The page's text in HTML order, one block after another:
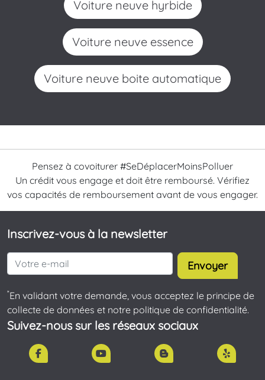
voiture neuve hyrbide
voiture neuve essence
voiture neuve boite automatique
Pensez à covoiturer #SeDéplacerMoinsPolluer
Un crédit vous engage et doit être remboursé. Vérifiez
vos capacités de remboursement avant de vous engager.
Inscrivez-vous à la newsletter
Envoyer
*En validant votre demande, vous acceptez le principe de
collecte de données et notre politique de confidentialité.
Suivez-nous sur les réseaux sociaux